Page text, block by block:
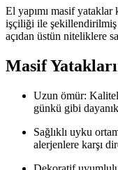
El yapımı masif
işçiliği ile şekillendirilmiş
açıdan üstün niteliklere
Masif
Uzun ömür:
günkü gibi
Sağlıklı uyku
alerjenlere karşı